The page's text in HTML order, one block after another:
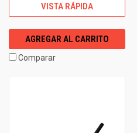
VISTA RÁPIDA
AGREGAR AL CARRITO
Comparar